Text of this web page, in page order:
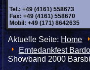
Tel.: +49 (4161) 558673
Fax: +49 (4161) 558670
Mobil: +49 (171) 8642635
Aktuelle Seite:Home
Erntedankfest
Showband 2000